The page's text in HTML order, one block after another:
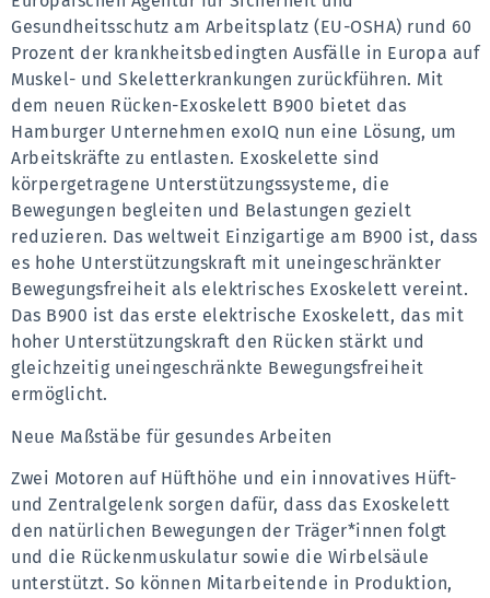
Gesundheitsschutz am Arbeitsplatz (EU-OSHA) rund 60
Prozent der krankheitsbedingten Ausfälle in Europa auf
Muskel- und Skeletterkrankungen zurückführen. Mit
dem neuen Rücken-Exoskelett B900 bietet das
Hamburger Unternehmen exoIQ nun eine Lösung, um
Arbeitskräfte zu entlasten. Exoskelette sind
körpergetragene Unterstützungssysteme, die
Bewegungen begleiten und Belastungen gezielt
reduzieren. Das weltweit Einzigartige am B900 ist, dass
es hohe Unterstützungskraft mit uneingeschränkter
Bewegungsfreiheit als elektrisches Exoskelett vereint.
Das B900 ist das erste elektrische Exoskelett, das mit
hoher Unterstützungskraft den Rücken stärkt und
gleichzeitig uneingeschränkte Bewegungsfreiheit
ermöglicht.
Neue Maßstäbe für gesundes Arbeiten
Zwei Motoren auf Hüfthöhe und ein innovatives Hüft-
und Zentralgelenk sorgen dafür, dass das Exoskelett
den natürlichen Bewegungen der Träger*innen folgt
und die Rückenmuskulatur sowie die Wirbelsäule
unterstützt. So können Mitarbeitende in Produktion,